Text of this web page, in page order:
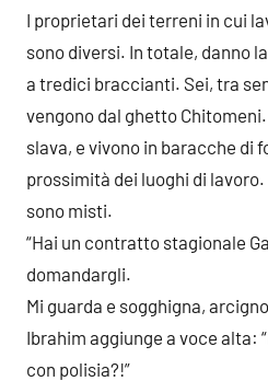
I proprietari dei terreni in cui
sono diversi. In totale, danno
a tredici braccianti. Sei, tra
vengono dal ghetto
slava, e vivono in baracche di
prossimità dei luoghi di
sono misti.
“Hai un contratto stagionale
domandargli.
Mi guarda e sogghigna,
Ibrahim aggiunge a voce alta:
con polisia?!”